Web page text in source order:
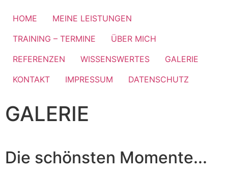
HOME
MEINE LEISTUNGEN
TRAINING – TERMINE
ÜBER MICH
REFERENZEN
WISSENSWERTES
GALERIE
KONTAKT
IMPRESSUM DATENSCHUTZ
GALERIE
Die schönsten Momente...